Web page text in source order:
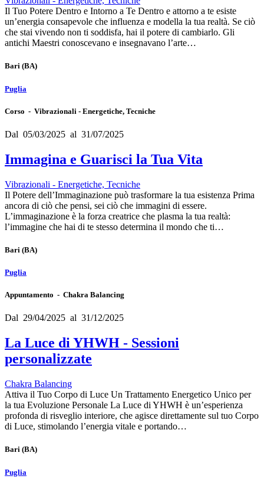
Il Tuo Potere Dentro e Intorno a Te Dentro e attorno a te esiste
un’energia consapevole che influenza e modella la tua realtà. Se ciò
che stai vivendo non ti soddisfa, hai il potere di cambiarlo. Gli
antichi Maestri conoscevano e insegnavano l’arte…
Bari (BA)
Puglia
Corso - Vibrazionali - Energetiche, Tecniche
Dal 05/03/2025 al 31/07/2025
Immagina e Guarisci la Tua Vita
Vibrazionali - Energetiche, Tecniche
Il Potere dell’Immaginazione può trasformare la tua esistenza Prima
ancora di ciò che pensi, sei ciò che immagini di essere.
L’immaginazione è la forza creatrice che plasma la tua realtà:
l’immagine che hai di te stesso determina il mondo che ti…
Bari (BA)
Puglia
Appuntamento - Chakra Balancing
Dal 29/04/2025 al 31/12/2025
La Luce di YHWH - Sessioni
personalizzate
Chakra Balancing
Attiva il Tuo Corpo di Luce Un Trattamento Energetico Unico per
la tua Evoluzione Personale La Luce di YHWH è un’esperienza
profonda di risveglio interiore, che agisce direttamente sul tuo Corpo
di Luce, stimolando l’energia vitale e portando…
Bari (BA)
Puglia